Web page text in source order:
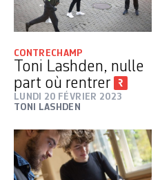
CONTRECHAMP
Toni Lashden, nulle
part où rentrer
LUNDI 20 FÉVRIER 2023
TONI LASHDEN